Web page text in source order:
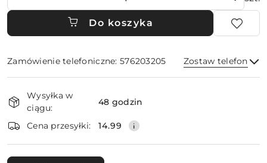
Do koszyka
Zamówienie telefoniczne: 576203205 Zostaw telefon
i
dostawa
Wysyłka w
ciągu:
48 godzin
Cena przesyłki: 14.99